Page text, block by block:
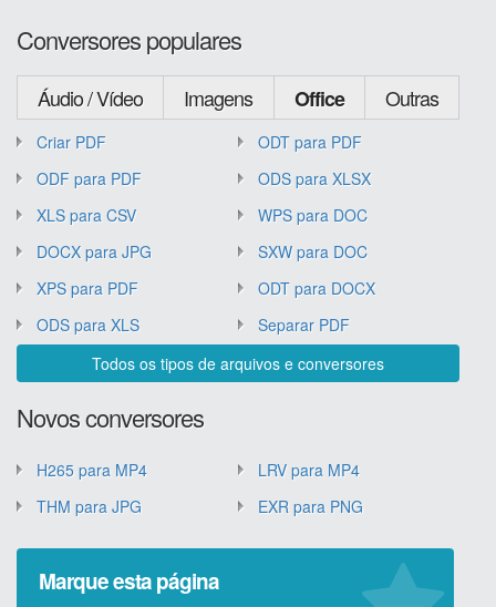
Conversores populares
Áudio / Vídeo Imagens Office Outras
Criar PDF
ODT para PDF
ODF para PDF
ODS para XLSX
XLS para CSV
WPS para DOC
DOCX para JPG
SXW para DOC
XPS para PDF
ODT para DOCX
ODS para XLS
Separar PDF
Todos os tipos de arquivos e conversores
Novos conversores
H265 para MP4
LRV para MP4
THM para JPG
EXR para PNG
Marque esta página